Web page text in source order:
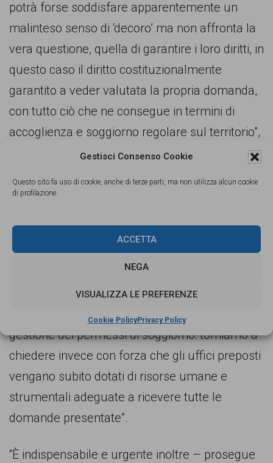
Gestisci Consenso Cookie
Questo sito fa uso di cookie, anche di terze parti, ma non utilizza alcun cookie
di profilazione.
ACCETTA
NEGA
VISUALIZZA LE PREFERENZE
Cookie PolicyPrivacy Policy
potrà forse soddisfare apparentemente un
malinteso senso di ‘decoro’ ma non affronta la
vera questione, quella di garantire i loro diritti, in
questo caso il diritto costituzionalmente
garantito a veder valutata la propria domanda,
con tutto ciò che ne consegue in termini di
accoglienza e soggiorno regolare sul territorio”,
commenta la presidente del Naga dott.ssa
‘Terzo settore’ funzioni essenziali che la legge
assegna alle strutture pubbliche, una forma di
privatizzazione strisciante che oggi riguarda
enti no profit, ma potrebbe aprire la strada un
domani all’ingresso di soggetti privati nella
gestione dei permessi di soggiorno: torniamo a
chiedere invece con forza che gli uffici preposti
vengano subito dotati di risorse umane e
strumentali adeguate a ricevere tutte le
domande presentate”.
“È indispensabile e urgente inoltre – prosegue